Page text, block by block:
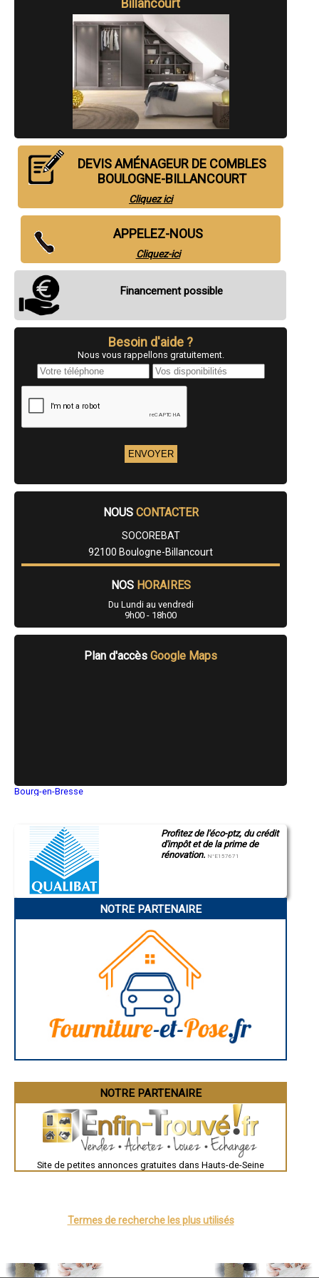
Billancourt
DEVIS AMÉNAGEUR DE COMBLES
BOULOGNE-BILLANCOURT
Cliquez ici
APPELEZ-NOUS
Cliquez-ici
Financement possible
Besoin d'aide ?
Nous vous rappellons gratuitement.
NOUS CONTACTER
SOCOREBAT
92100 Boulogne-Billancourt
NOS HORAIRES
Du Lundi au vendredi
9h00 - 18h00
Plan d'accèsGoogle Maps
Bourg-en-Bresse
Gap
Nice
Annonay
Charleville-Mézières
Troyes
Narbonne
Marseille
Périgueux
Besançon
Évreux
Brest
Toulouse
Bordeaux
Montpellier
Rennes
Cahors
Agen
Profitez de l'éco-ptz, du crédit
d'impôt et de la prime de
rénovation. N°E157671
NOTRE PARTENAIRE
NOTRE PARTENAIRE
Site de petites annonces gratuites dans Hauts-de-Seine
Termes de recherche les plus utilisés